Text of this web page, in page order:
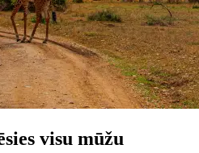
visu mūžu